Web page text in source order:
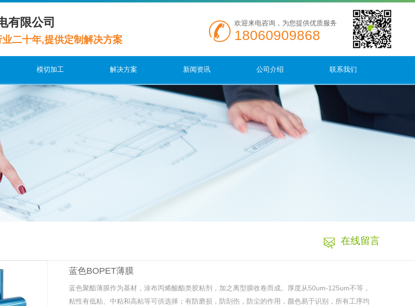
有限公司
二十年,提供定制解决方案
欢迎来电咨询，为您提供优质服务
18060909868
模切加工 解决方案 新闻资讯 公司介绍 联系我们
在线留言
蓝色BOPET薄膜
蓝色聚酯薄膜作为基材，涂布丙烯酸酯类胶粘剂，加之离型膜收卷而成。厚度从50um-125um不等，
粘性有低粘、中粘和高粘等可供选择；有防磨损，防刮伤，防尘的作用，颜色易于识别，所有工序均